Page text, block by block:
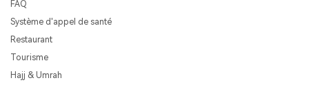
FAQ
Système d'appel de santé
Restaurant
Tourisme
Hajj & Umrah